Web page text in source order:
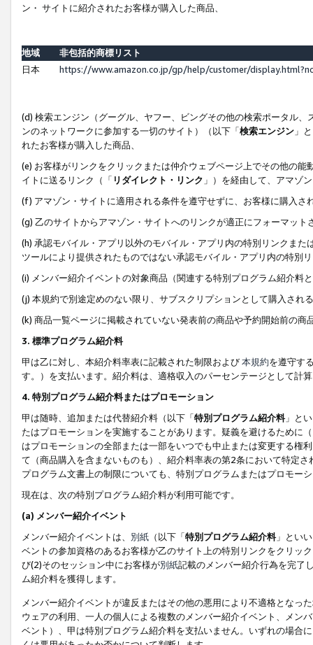
ン・ サイトに紹介されたお客様が購入した商品、
地域
非包括的商標リスト
日本
https://www.amazon.co.jp/gp/help/customer/
(d) 検索エンジン（グーグル、ヤフー、ビングその他の検索ポータル
ンのネットワークに参加する一切のサイト）（以下「検索エンジン 」
れたお客様が購入した商品、
(e) お客様がリンクをクリックまたは仲介ウェブページ上でその他の
イトに送るリンク（「 リダイレクト・リンク 」）を経由して、アマゾ
(f) アマゾン・サイトに適用される条件を遵守せずに、お客様に購入さ
(g) 乙のサイトからアマゾン・サイトへのリンクが適正にフォーマッ
(h) 承認モバイル・アプリ以外のモバイル・アプリ内の特別リンクま
ツールにより提供されたものではない承認モバイル・アプリ内の特別
(i) メンバー紹介イベントの対象商品（関連する特別プログラム紹介料
(j) 本規約で別途定めのない限り、サブスクリプションとして購入され
(k) 商品一覧ページに掲載されていない発表前の商品や予約開始前の商
3. 標準プログラム紹介料
甲は乙に対し、本紹介料率表に記載された制限および本規約を遵守す
す。）を支払います。紹介料は、適格収入のパーセンテージとして計
4. 特別プログラム紹介料またはプロモーション
甲は随時、追加または代替紹介料（以下「特別プログラム紹介料」と
たはプロモーションを実施することがあります。疑義を避けるために
はプロモーションの全部または一部をいつでも中止または変更する権
て（商品購入を含まないものも）、紹介料率表の第2条において特定
プログラム文書上の制限についても、特別プログラムまたはプロモー
現在は、次の特別プログラム紹介料が利用可能です。
(a) メンバー紹介イベント
メンバー紹介イベントは、 別紙 （以下「特別プログラム紹介料」とい
ベントの参加資格のあるお客様が乙のサイト上の特別リンクをクリッ
び(2)そのセッション中にお客様が別紙記載のメンバー紹介行為を完了
ム紹介料を獲得します。
メンバー紹介イベントが違反またはその他の悪用により不適格となっ
ウェアの利用、一人の個人による複数のメンバー紹介イベント、メン
ベント）、甲は特別プログラム紹介料を支払いません。いずれの場合